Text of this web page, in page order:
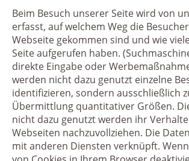
Beim Besuch unserer Seite wird von
erfasst, auf welchem Weg die
Webseite gekommen sind und wie
Seite aufgerufen haben.
direkte Eingabe oder
werden nicht dazu genutzt einzelne
identifizieren, sondern ausschließlich
Übermittlung quantitativer Größen.
nicht dazu genutzt werden ihr
Webseiten nachzuvollziehen. Die
mit anderen Diensten verknüpft. Wenn